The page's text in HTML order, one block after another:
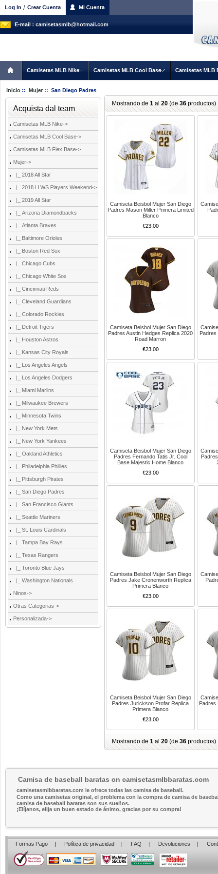
Log In / Crear Cuenta Mi Cuenta
E-mail : camisetasmlb@hotmail.com
Camisetas MLB Nike Camisetas MLB Cool Base Camisetas MLB
Inicio :: Mujer :: San Diego Padres
Acquista dal team
Camisetas MLB Nike->
Camisetas MLB Cool Base->
Camisetas MLB Flex Base->
Mujer->
|_ 2018 All Star
|_ 2018 LLWS Players Weekend->
|_ 2019 All Star
|_ Arizona Diamondbacks
|_ Atlanta Braves
|_ Baltimore Orioles
|_ Boston Red Sox
|_ Chicago Cubs
|_ Chicago White Sox
|_ Cincinnati Reds
|_ Cleveland Guardians
|_ Colorado Rockies
|_ Detroit Tigers
|_ Houston Astros
|_ Kansas City Royals
|_ Los Angeles Angels
|_ Los Angeles Dodgers
|_ Miami Marlins
|_ Milwaukee Brewers
|_ Minnesota Twins
|_ New York Mets
|_ New York Yankees
|_ Oakland Athletics
|_ Philadelphia Phillies
|_ Pittsburgh Pirates
|_ San Diego Padres
|_ San Francisco Giants
|_ Seattle Mariners
|_ St. Louis Cardinals
|_ Tampa Bay Rays
|_ Texas Rangers
|_ Toronto Blue Jays
|_ Washington Nationals
Ninos->
Otras Categorias->
Personalizada->
Mostrando de 1 al 20 (de 36 productos)
Camiseta Beisbol Mujer San Diego
Padres Mason Miller Primera Limited
Blanco
€23.00
Camiseta Beisbol Mujer San Diego
Padres Austin Hedges Replica 2020
Road Marron
€23.00
Padres
Camiseta Beisbol Mujer San Diego
Padres Fernando Tatis Jr. Cool
Base Majestic Home Blanco
€23.00
Camiseta Beisbol Mujer San Diego
Padres Jake Cronenworth Replica
Primera Blanco
€23.00
Camiseta Beisbol Mujer San Diego
Padres Jurickson Profar Replica
Primera Blanco
€23.00
Padres
Mostrando de 1 al 20 (de 36 productos)
Camisa de baseball baratas on camisetasmlbbaratas.com
camisetasmlbbaratas.com le ofrece todas las camisa de baseball.
Como una camisetas original, el problema con la compra de camisa de
camisa de baseball baratas son sus sueños.
¡Elíjanos, elija un buen estado de ánimo, gracias por su compra!
Formas Pago | Política de privacidad | FAQ | Devoluciones |